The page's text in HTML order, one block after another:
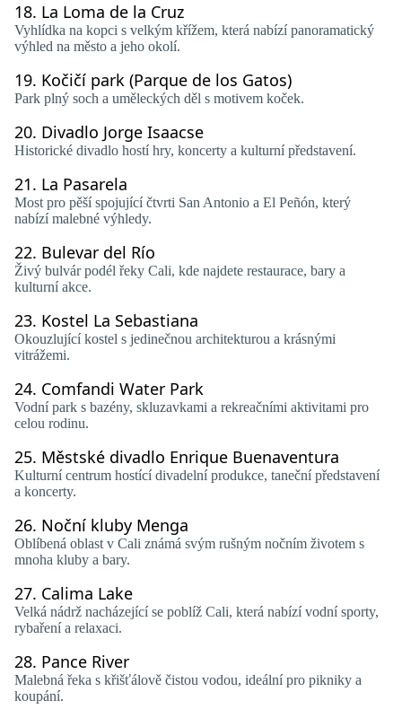
18. La Loma de la Cruz
Vyhlídka na kopci s velkým křížem, která nabízí panoramatický
výhled na město a jeho okolí.
19. Kočičí park (Parque de los Gatos)
Park plný soch a uměleckých děl s motivem koček.
20. Divadlo Jorge Isaacse
Historické divadlo hostí hry, koncerty a kulturní představení.
21. La Pasarela
Most pro pěší spojující čtvrti San Antonio a El Peñón, který
nabízí malebné výhledy.
22. Bulevar del Río
Živý bulvár podél řeky Cali, kde najdete restaurace, bary a
kulturní akce.
23. Kostel La Sebastiana
Okouzlující kostel s jedinečnou architekturou a krásnými
vitrážemi.
24. Comfandi Water Park
Vodní park s bazény, skluzavkami a rekreačními aktivitami pro
celou rodinu.
25. Městské divadlo Enrique Buenaventura
Kulturní centrum hostící divadelní produkce, taneční představení
a koncerty.
26. Noční kluby Menga
Oblíbená oblast v Cali známá svým rušným nočním životem s
mnoha kluby a bary.
27. Calima Lake
Velká nádrž nacházející se poblíž Cali, která nabízí vodní sporty,
rybaření a relaxaci.
28. Pance River
Malebná řeka s křišťálově čistou vodou, ideální pro pikniky a
koupání.